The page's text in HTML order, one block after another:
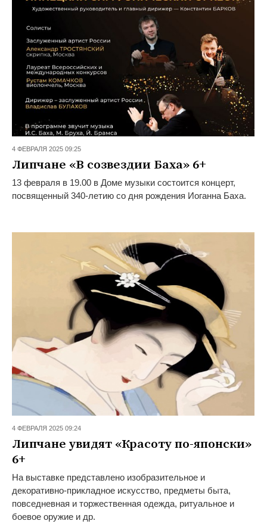
4 ФЕВРАЛЯ 2025 09:25
Липчане «В созвездии Баха» 6+
13 февраля в 19.00 в Доме музыки состоится концерт,
посвященный 340-летию со дня рождения Иоганна Баха.
4 ФЕВРАЛЯ 2025 09:24
Липчане увидят «Красоту по-японски»
6+
На выставке представлено изобразительное и
декоративно-прикладное искусство, предметы быта,
повседневная и торжественная одежда, ритуальное и
боевое оружие и др.